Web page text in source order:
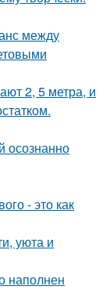
между
2, 5 метра, и
осознанно
- это как
уюта и
наполнен